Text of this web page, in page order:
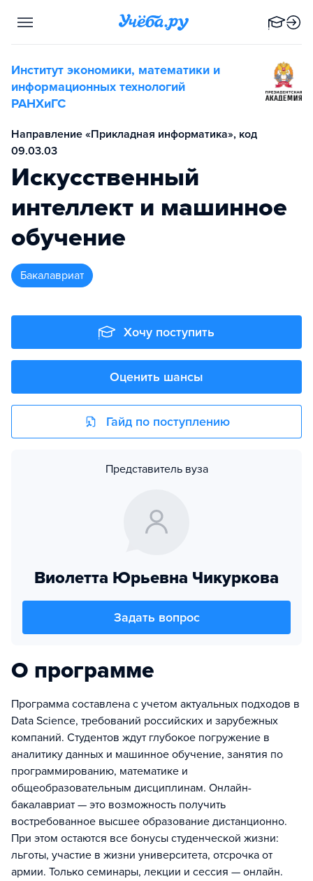
Институт экономики, математики и
информационных технологий
РАНХиГС
Направление «Прикладная информатика», код
09.03.03
Искусственный
интеллект и машинное
обучение
бакалавриат
Хочу поступить
Оценить шансы
Гайд по поступлению
Представитель вуза
Виолетта Юрьевна Чикуркова
Задать вопрос
О программе
Программа составлена с учетом актуальных подходов в
Data Science, требований российских и зарубежных
компаний. Студентов ждут глубокое погружение в
аналитику данных и машинное обучение, занятия по
программированию, математике и
общеобразовательным дисциплинам. Онлайн-
бакалавриат — это возможность получить
востребованное высшее образование дистанционно.
При этом остаются все бонусы студенческой жизни:
льготы, участие в жизни университета, отсрочка от
армии. Только семинары, лекции и сессия — онлайн.